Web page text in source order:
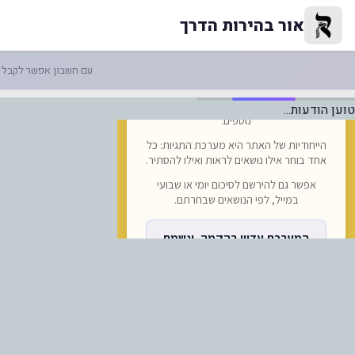
הדרך לאומן נסללת: רבבות
אור בהירות הדרך
עם חשבון אפשר לקבל
טוען הודעות...